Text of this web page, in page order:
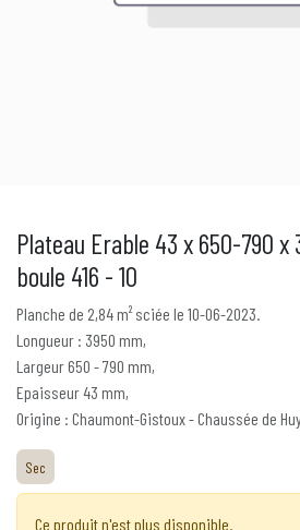
Plateau Erable 43 x 650-790 x
boule 416 - 10
Planche de 2,84 m² sciée le 10-06-2023.
Longueur : 3950 mm,
Largeur 650 - 790 mm,
Epaisseur 43 mm,
Origine : Chaumont-Gistoux - Chaussée de
Sec
Ce produit n'est plus disponible.